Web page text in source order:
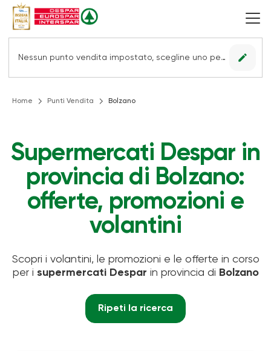
Nessun punto vendita impostato, scegline uno per vedere le offerte. edit
Home Punti Vendita Bolzano
Supermercati Despar in
provincia di Bolzano:
offerte, promozioni e
volantini
Scopri i volantini, le promozioni e le offerte in corso
per i supermercati Despar in provincia di Bolzano
Ripeti la ricerca